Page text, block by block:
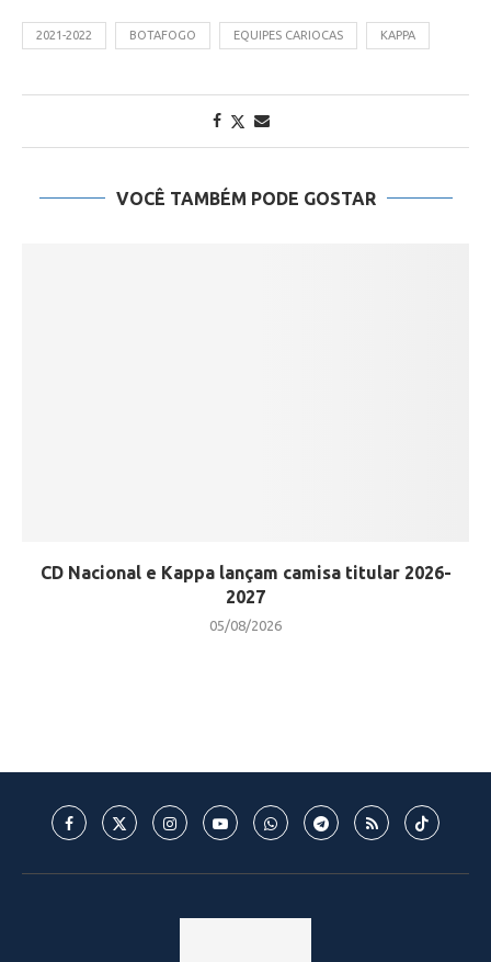
2021-2022 BOTAFOGO EQUIPES CARIOCAS KAPPA
VOCÊ TAMBÉM PODE GOSTAR
CD Nacional e Kappa lançam camisa titular 2026-
2027
05/08/2026